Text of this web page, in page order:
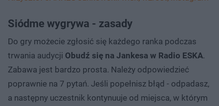
Siódme wygrywa - zasady
Do gry możecie zgłosić się każdego ranka podczas
trwania audycji Obudź się na Jankesa w Radio ESKA.
Zabawa jest bardzo prosta. Należy odpowiedzieć
poprawnie na 7 pytań. Jeśli popełnisz błąd - odpadasz,
a następny uczestnik kontynuuje od miejsca, w którym